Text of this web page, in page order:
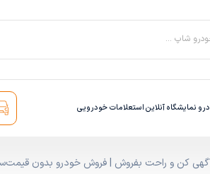
شاپ ...
نمایشگاه آنلایناستعلامات خودرویی
کن و راحت بفروش | فروش خودرو بدون